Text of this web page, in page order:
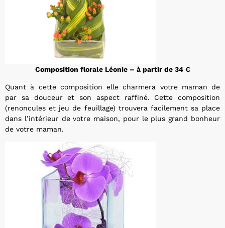
Composition florale Léonie – à partir de 34 €
Quant à cette composition elle charmera votre maman de
par sa douceur et son aspect raffiné. Cette composition
(renoncules et jeu de feuillage) trouvera facilement sa place
dans l’intérieur de votre maison, pour le plus grand bonheur
de votre maman.